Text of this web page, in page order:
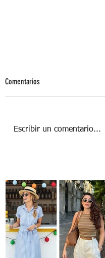
Comentarios
Escribir un comentario...